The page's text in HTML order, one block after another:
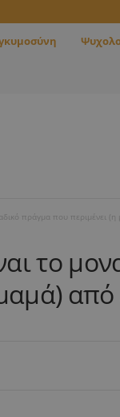
πράγμα που περιμένει (η
το